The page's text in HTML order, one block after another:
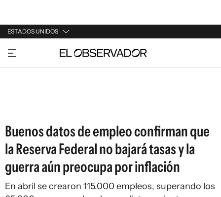
ESTADOS UNIDOS
URUGUAY
ARGENTINA
Buenos datos de empleo confirman que
la Reserva Federal no bajará tasas y la
guerra aún preocupa por inflación
En abril se crearon 115.000 empleos, superando los